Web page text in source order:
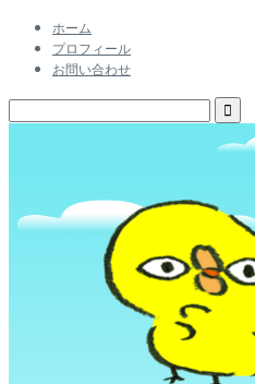
ホーム
プロフィール
お問い合わせ